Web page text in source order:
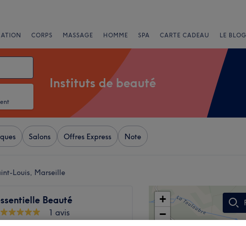
CORPS MASSAGE HOMME SPA CARTE CADEAU LE
Instituts de beauté
Salons Offres Express Note
Louis, Marseille
Beauté
1 avis
+
−